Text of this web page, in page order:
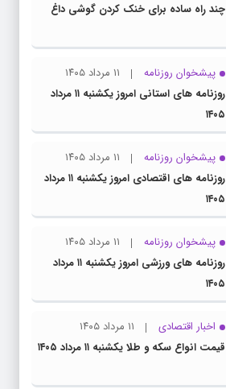
چند راه‌ ساده برای خنک کردن گوشی داغ
پیشخوان روزنامه
۱۱ مرداد ۱۴۰۵
روزنامه های استانی امروز یکشنبه ۱۱ مرداد
۱۴۰۵
پیشخوان روزنامه
۱۱ مرداد ۱۴۰۵
روزنامه های اقتصادی امروز یکشنبه ۱۱ مرداد
۱۴۰۵
پیشخوان روزنامه
۱۱ مرداد ۱۴۰۵
روزنامه های ورزشی امروز یکشنبه ۱۱ مرداد
۱۴۰۵
اخبار اقتصادی
۱۱ مرداد ۱۴۰۵
قیمت انواع سکه و طلا یکشنبه ۱۱ مرداد ۱۴۰۵